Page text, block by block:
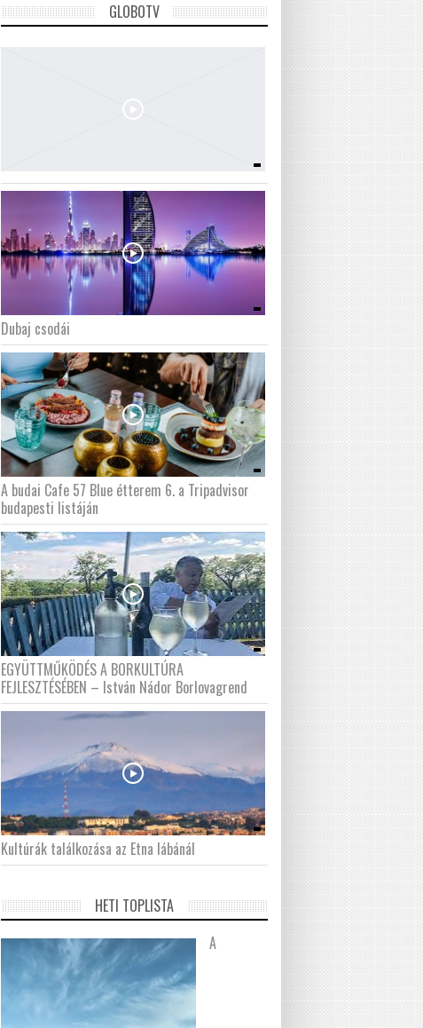
GLOBOTV
Dubaj csodái
A budai Cafe 57 Blue étterem 6. a Tripadvisor
budapesti listáján
EGYÜTTMŰKÖDÉS A BORKULTÚRA
FEJLESZTÉSÉBEN – István Nádor Borlovagrend
Kultúrák találkozása az Etna lábánál
HETI TOPLISTA
A